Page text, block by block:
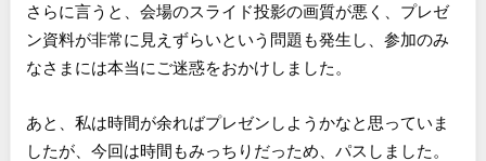
さらに言うと、会場のスライド投影の画質が悪く、プレゼ
ン資料が非常に見えずらいという問題も発生し、参加のみ
なさまには本当にご迷惑をおかけしました。
あと、私は時間が余ればプレゼンしようかなと思っていま
したが、今回は時間もみっちりだっため、パスしました。